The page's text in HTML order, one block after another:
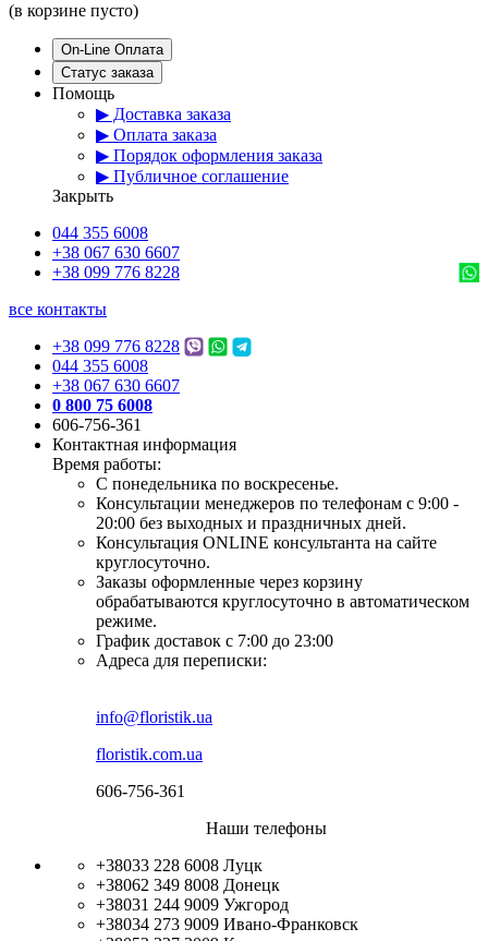
(в корзине пусто)
On-Line Оплата
Статус заказа
Помощь
▶ Доставка заказа
▶ Оплата заказа
▶ Порядок оформления заказа
▶ Публичное соглашение
Закрыть
044 355 6008
+38 067 630 6607
+38 099 776 8228
все контакты
+38 099 776 8228
044 355 6008
+38 067 630 6607
0 800 75 6008
606-756-361
Контактная информация
Время работы:
С понедельника по воскресенье.
Консультации менеджеров по телефонам с 9:00 -
20:00 без выходных и праздничных дней.
Консультация ONLINE консультанта на сайте
круглосуточно.
Заказы оформленные через корзину
обрабатываются круглосуточно в автоматическом
режиме.
График доставок с 7:00 до 23:00
Адреса для переписки:
info@floristik.ua
floristik.com.ua
606-756-361
Наши телефоны
+38033 228 6008 Луцк
+38062 349 8008 Донецк
+38031 244 9009 Ужгород
+38034 273 9009 Ивано-Франковск